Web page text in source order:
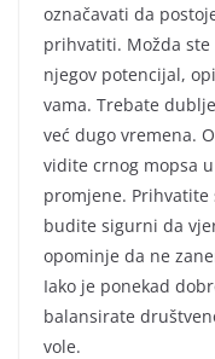
označavati da
prihvatiti. Možda
njegov potencijal,
vama. Trebate
već dugo vremena.
vidite crnog mopsa
promjene. Prihvatite
budite sigurni da
opominje da ne
Iako je ponekad
balansirate
vole.